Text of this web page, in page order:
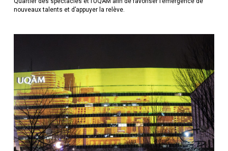
nouveaux talents et d’appuyer la relève.